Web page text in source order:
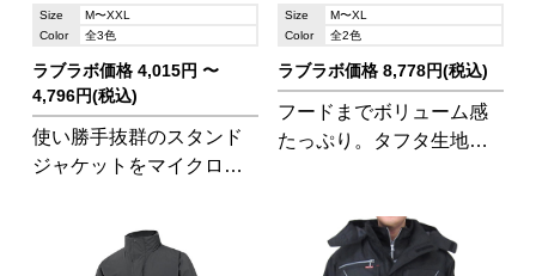
Size
M〜XXL
Color
全3色
ラブラボ価格 4,015円 〜
4,796円(税込)
使い勝手抜群のスタンド
ジャケットをマイクロフ
トドアにも最適です◎
Size
M〜XL
Color
全2色
ラブラボ価格 8,778円(税込)
フードまでボリューム感
たっぷり。タフタ生地の